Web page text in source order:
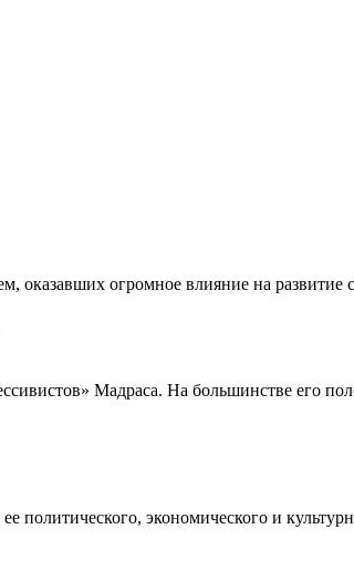
оказавших огромное влияние на развитие
Мадраса. На большинстве его
политического, экономического и